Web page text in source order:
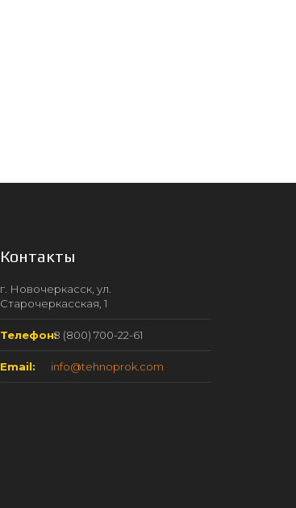
Контакты
г. Новочеркасск, ул.
Старочеркасская, 1
Телефон:8 (800) 700-22-61
Email: info@tehnoprok.com